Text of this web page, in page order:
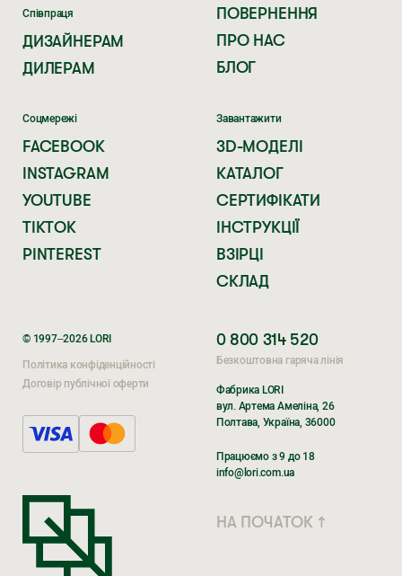
© 1997–2026 LORI
Політика конфіденційності
Договір публічної оферти
Співпраця
ДИЗАЙНЕРАМ
ДИЛЕРАМ
ПОВЕРНЕННЯ
ПРО НАС
БЛОГ
Соцмережі
FACEBOOK
INSTAGRAM
YOUTUBE
TIKTOK
PINTEREST
Завантажити
3D-МОДЕЛІ
КАТАЛОГ
СЕРТИФІКАТИ
ІНСТРУКЦІЇ
ВЗІРЦІ
СКЛАД
0 800 314 520
Безкоштовна гаряча лінія
Фабрика LORI
вул. Артема Амеліна, 26
Полтава, Україна, 36000
Працюємо з 9 до 18
info@lori.com.ua
НА ПОЧАТОК ↑
Поки ви очікуєте,
TIKTOK
INSTAGRAM
FACEBOOK
Поки ви очікуєте,
TIK TOK
INSTAGRAM
FACEBOOK